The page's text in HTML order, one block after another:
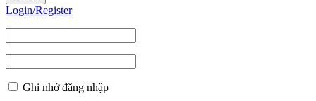
Login/Register
Ghi nhớ đăng nhập